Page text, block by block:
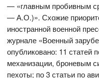
— «главным пробивным
— А.О.)». Схожие
иностранной военной
журнале «Военный
опубликовано: 11 статей
механизации, броневым
пехоты; по 3 статьи по